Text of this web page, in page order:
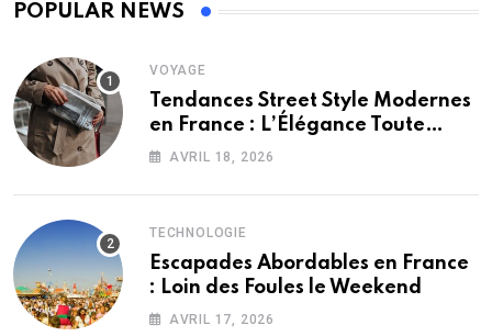
POPULAR NEWS
VOYAGE
Tendances Street Style Modernes
en France : L’Élégance Toute
Saison
AVRIL 18, 2026
TECHNOLOGIE
Escapades Abordables en France
: Loin des Foules le Weekend
AVRIL 17, 2026